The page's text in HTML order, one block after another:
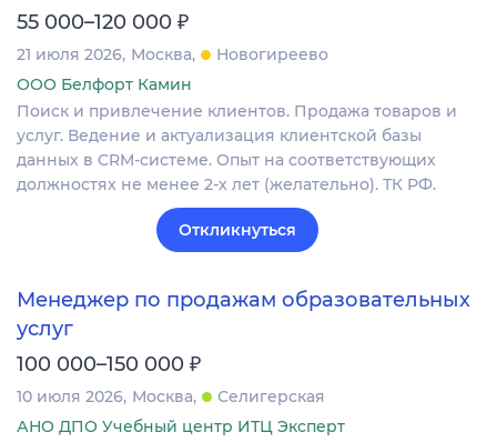
55 000–120 000 ₽
21 июля 2026 Москва
Новогиреево
ООО Белфорт Камин
Поиск и привлечение клиентов. Продажа товаров и
услуг. Ведение и актуализация клиентской базы
данных в CRM‐системе. Опыт на соответствующих
должностях не менее 2-х лет (желательно). ТК РФ.
Откликнуться
Менеджер по продажам образовательных
услуг
100 000–150 000 ₽
10 июля 2026 Москва
Селигерская
АНО ДПО Учебный центр ИТЦ Эксперт